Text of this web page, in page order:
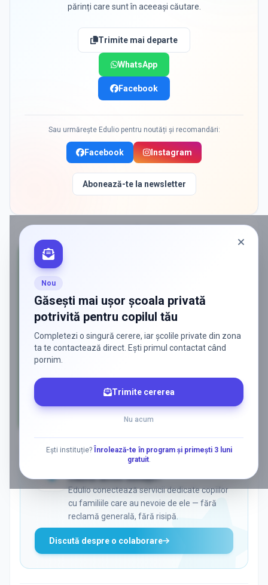
părinți care sunt în aceeași căutare.
Trimite mai departe
WhatsApp
Facebook
Sau urmărește Edulio pentru noutăți și recomandări:
Facebook Instagram
Abonează-te la newsletter
Nou
Găsești mai ușor școala privată
potrivită pentru copilul tău
Completezi o singură cerere, iar școlile private din zona
ta te contactează direct. Ești primul contactat când
pornim.
Trimite cererea
Nu acum
Ești instituție?
Înrolează-te în program și primești 3 luni
gratuit.
Vrei să ajungi la părinții care
caută activ soluții?
Edulio conectează servicii dedicate copiilor
cu familiile care au nevoie de ele — fără
reclamă generală, fără risipă.
Discută despre o colaborare